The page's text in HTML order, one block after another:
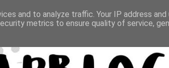
and to analyze traffic. Your IP address and
metrics to ensure quality of service,